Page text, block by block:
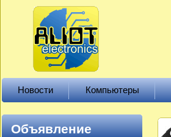
Новости Компьютеры
Объявление